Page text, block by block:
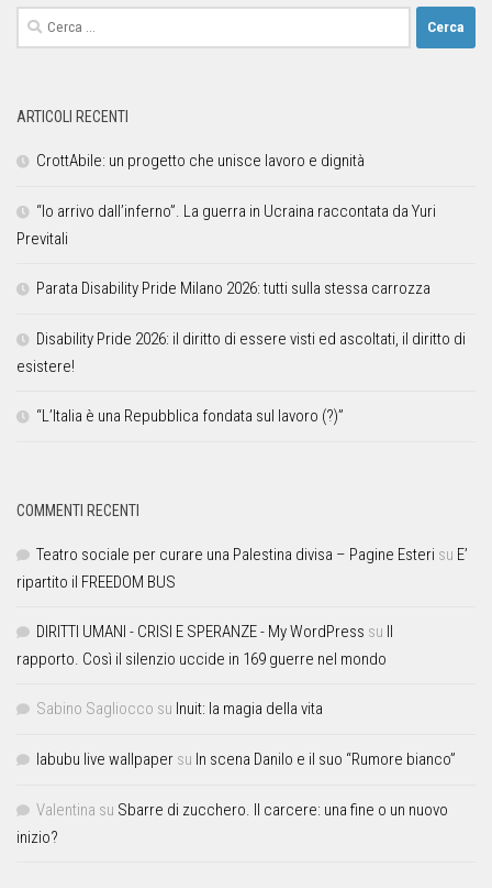
ARTICOLI RECENTI
CrottAbile: un progetto che unisce lavoro e dignità
“Io arrivo dall’inferno”. La guerra in Ucraina raccontata da Yuri
Previtali
Parata Disability Pride Milano 2026: tutti sulla stessa carrozza
Disability Pride 2026: il diritto di essere visti ed ascoltati, il diritto di
esistere!
“L’Italia è una Repubblica fondata sul lavoro (?)”
COMMENTI RECENTI
Teatro sociale per curare una Palestina divisa – Pagine Esteri su E’
ripartito il FREEDOM BUS
DIRITTI UMANI - CRISI E SPERANZE - My WordPress su Il
rapporto. Così il silenzio uccide in 169 guerre nel mondo
Sabino Sagliocco su Inuit: la magia della vita
labubu live wallpaper su In scena Danilo e il suo “Rumore bianco”
Valentina su Sbarre di zucchero. Il carcere: una fine o un nuovo
inizio?